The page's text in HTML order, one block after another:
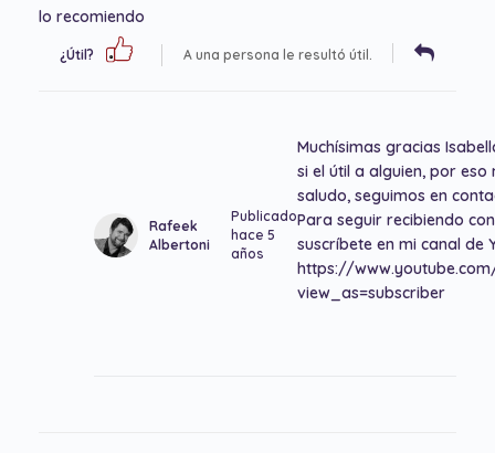
lo recomiendo
¿Útil? A una persona le resultó útil.
Rafeek
Albertoni
Publicado
hace 5
años
Muchísimas gracias
si el útil a alguien, por
saludo, seguimos en
Para seguir recibiendo
suscríbete en mi canal de
https://
view_as=subscriber